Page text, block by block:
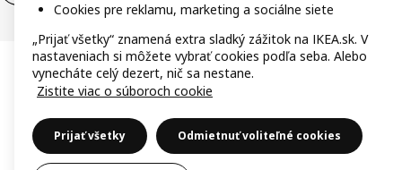
Cookies pre reklamu, marketing a sociálne siete
„Prijať všetky“ znamená extra sladký zážitok na IKEA.sk. V
nastaveniach si môžete vybrať cookies podľa seba. Alebo
vynecháte celý dezert, nič sa nestane.
Zistite viac o súboroch cookie
Prijať všetky Odmietnuť voliteľné cookies